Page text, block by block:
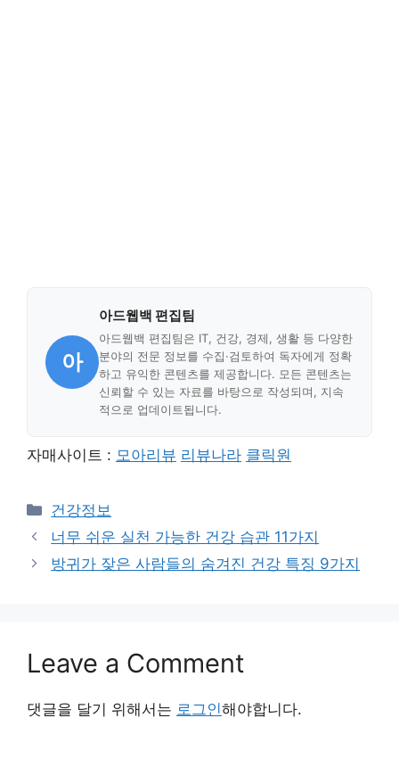
아
아드웹백 편집팀
아드웹백 편집팀은 IT, 건강, 경제, 생활 등 다양한
분야의 전문 정보를 수집·검토하여 독자에게 정확
하고 유익한 콘텐츠를 제공합니다. 모든 콘텐츠는
신뢰할 수 있는 자료를 바탕으로 작성되며, 지속
적으로 업데이트됩니다.
자매사이트 : 모아리뷰 리뷰나라 클릭원
Categories
건강정보
너무 쉬운 실천 가능한 건강 습관 11가지
방귀가 잦은 사람들의 숨겨진 건강 특징 9가지
Leave a Comment
댓글을 달기 위해서는 로그인해야합니다.